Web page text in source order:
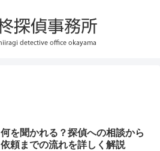
何を聞かれる？探偵への相談から
依頼までの流れを詳しく解説